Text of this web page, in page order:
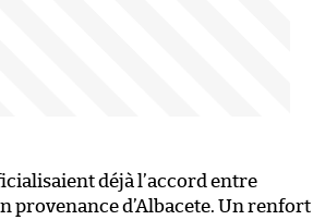
déjà l’accord entre
provenance d’Albacete. Un renfort